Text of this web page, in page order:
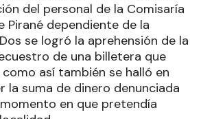
del personal de la Comisaría
Pirané dependiente de la
se logró la aprehensión de la
de una billetera que
así también se halló en
la suma de dinero denunciada
en que pretendía